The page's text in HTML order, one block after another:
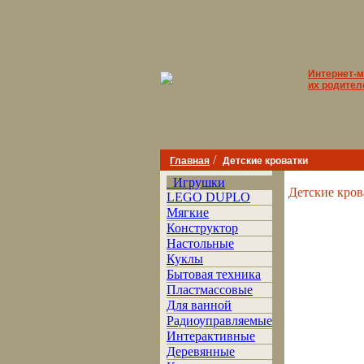
Интернет-
их
Главная / Детские кроватки
Игрушки
LEGO DUPLO
Мягкие
Конструктор
Настольные
Куклы
Бытовая техника
Пластмассовые
Для ванной
Радиоуправляемые
Интерактивные
Деревянные
Детские